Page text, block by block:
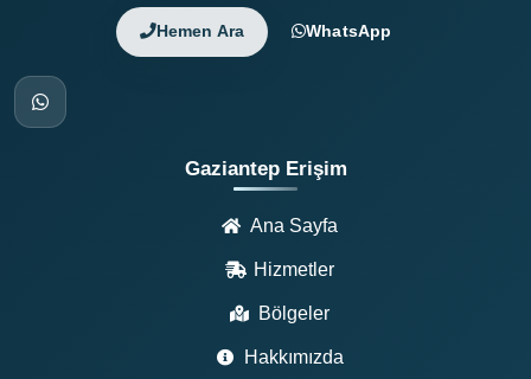
Hemen Ara WhatsApp
Gaziantep Erişim
Ana Sayfa
Hizmetler
Bölgeler
Hakkımızda